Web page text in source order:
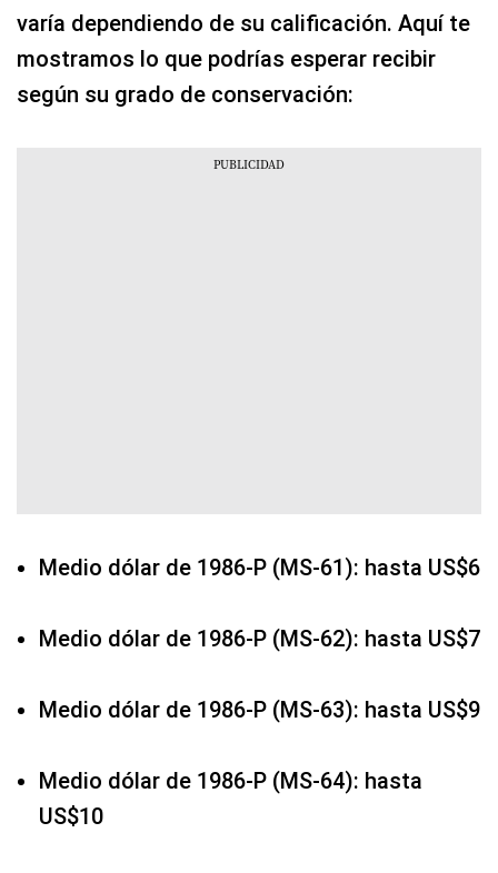
varía dependiendo de su calificación. Aquí te
mostramos lo que podrías esperar recibir
según su grado de conservación:
Medio dólar de 1986-P (MS-61): hasta US$6
Medio dólar de 1986-P (MS-62): hasta US$7
Medio dólar de 1986-P (MS-63): hasta US$9
Medio dólar de 1986-P (MS-64): hasta
US$10